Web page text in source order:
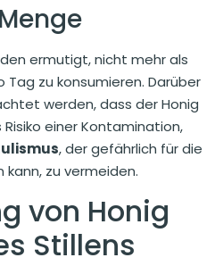
ermutigt, nicht mehr als
zu konsumieren. Darüber
werden, dass der Honig
einer Kontamination,
, der gefährlich für die
kann, zu vermeiden.
von Honig
Stillens